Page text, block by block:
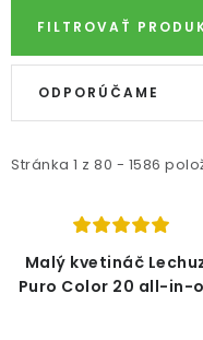
ODBORNÉ ČLÁNKY
MACHOVÉ STENY
INTERIÉROVÉ
BLOG
FILTROVAŤ
V
i
o
Stránka 1 z 80 - 1586
R
e
p
ODPORÚČAME
Malý kvetináč
Puro Color 20 all-in-